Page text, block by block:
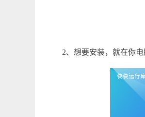
2、想要安装，就在你